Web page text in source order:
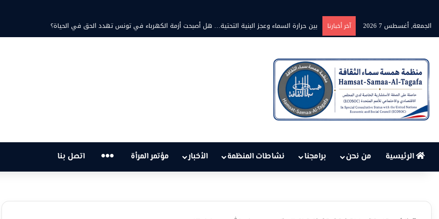
الجمعة, أغسطس 7 2026
آخر أخبارنا برنامج” قلوب شاعرة” بين الشاعر محمد ثابت والشاعرة فاطمة الزامل: عزف على أوتار الحنين وشجن القوافي
الرئيسية من نحن برامجنا نشاطات المنظمة الأخبار مؤتمر المرأة … اتصل بنا